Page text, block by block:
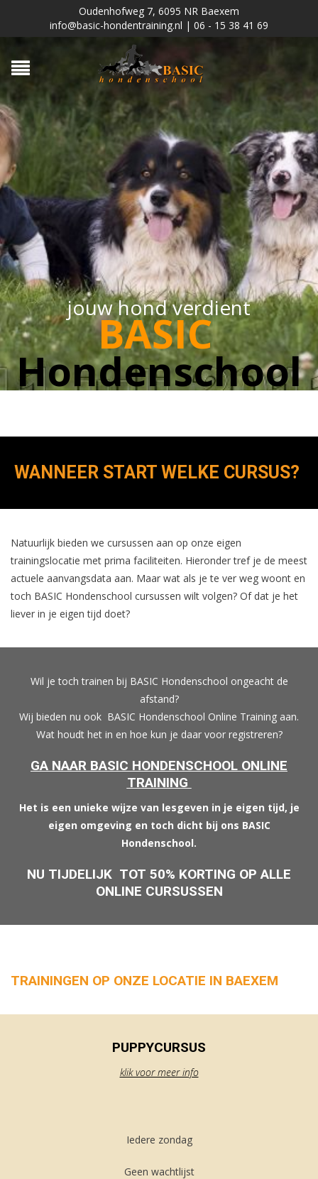
Oudenhofweg 7, 6095 NR Baexem
info@basic-hondentraining.nl | 06 - 15 38 41 69
jouwhondverdient
BASIC
Hondenschool
WANNEER START WELKE CURSUS?
Natuurlijk bieden we cursussen aan op onze eigen
trainingslocatie met prima faciliteiten. Hieronder tref je de meest
actuele aanvangsdata aan. Maar wat als je te ver weg woont en
toch BASIC Hondenschool cursussen wilt volgen? Of dat je het
liever in je eigen tijd doet?
Wil je toch trainen bij BASIC Hondenschool ongeacht de
afstand?
Wij bieden nu ook BASIC Hondenschool Online Training aan.
Wat houdt het in en hoe kun je daar voor registreren?
GA NAAR BASIC HONDENSCHOOL ONLINE
TRAINING
Het is een unieke wijze van lesgeven in je eigen tijd, je
eigen omgeving en toch dicht bij ons BASIC
Hondenschool.
NU TIJDELIJK TOT 50% KORTING OP ALLE
ONLINE CURSUSSEN
TRAININGEN OP ONZE LOCATIE IN BAEXEM
PUPPYCURSUS
klik voor meer info
Iedere zondag
Geen wachtlijst